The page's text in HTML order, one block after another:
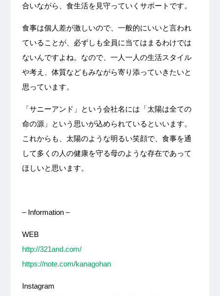
合いながら、食生活を見守っていくサポートです。
食事は個人差が激しいので、一般的にいいと言われ
ていることが、必ずしも全員に当てはまるわけでは
ないんですよね。なので、一人一人の生活スタイル
や考え、体質などもみながら寄り添っていきたいと
思っています。
「サニーアンド」という会社名には「太陽は全ての
命の源」という思いが込められているといいます。
これからも、太陽のような明るい笑顔で、食事を通
して多くの人の健康を守る母のような存在であって
ほしいと思います。
– Information –
WEB
http://321and.com/
https://note.com/kanagohan
Instagram